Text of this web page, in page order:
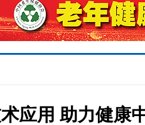
应用 助力健康